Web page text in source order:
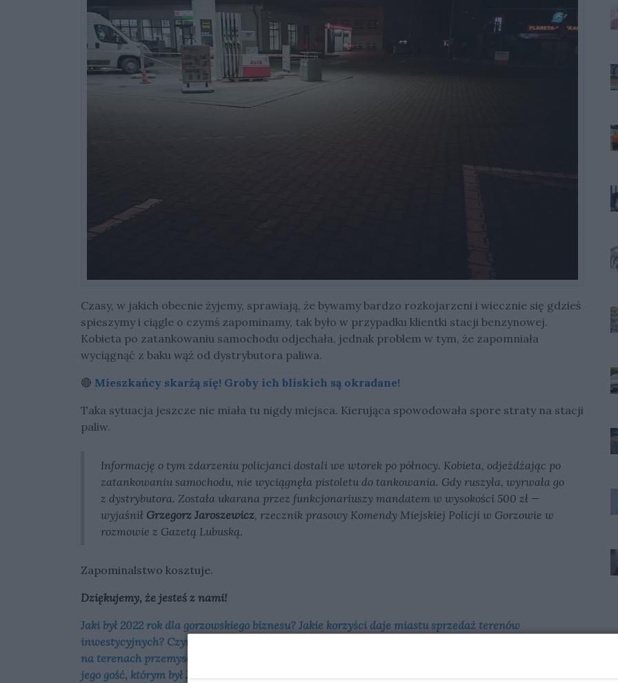
Czasy, w jakich obecnie żyjemy, sprawiają, że bywamy bardzo rozkojarzeni i wiecznie się gdzieś
spieszymy i ciągle o czymś zapominamy, tak było w przypadku klientki stacji benzynowej.
Kobieta po zatankowaniu samochodu odjechała, jednak problem w tym, że zapomniała
wyciągnąć z baku wąż od dystrybutora paliwa.
🔴 Mieszkańcy skarżą się! Groby ich bliskich są okradane!
Taka sytuacja jeszcze nie miała tu nigdy miejsca. Kierująca spowodowała spore straty na stacji
paliw.
Informację o tym zdarzeniu policjanci dostali we wtorek po północy. Kobieta, odjeżdżając po
zatankowaniu samochodu, nie wyciągnęła pistoletu do tankowania. Gdy ruszyła, wyrwała go
z dystrybutora. Została ukarana przez funkcjonariuszy mandatem w wysokości 500 zł —
wyjaśnił Grzegorz Jaroszewicz, rzecznik prasowy Komendy Miejskiej Policji w Gorzowie w
rozmowie z Gazetą Lubuską.
Zapominalstwo kosztuje.
Dziękujemy, że jesteś z nami!
Jaki był 2022 rok dla gorzowskiego biznesu? Jakie korzyści daje miastu sprzedaż terenów
inwestycyjnych? Czym Gorzów kusi potencjalnych inwestorów? Czy jest szansa na nowe inwestycje
na terenach przemysłowych? Jak sprawdza się Nocny Szlak Kulinarny? Więcej o tym Kamil Lewera i
jego gość, którym był Jacek Gumowski, dyrektor Wydziału Obsługi Inwestora i Biznesu w Urzędzie